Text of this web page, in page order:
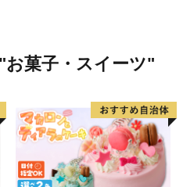
お菓子・スイーツ"